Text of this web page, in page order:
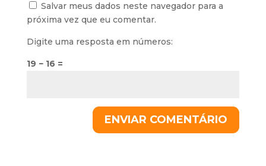
Salvar meus dados neste navegador para a
próxima vez que eu comentar.
Digite uma resposta em números:
19 − 16 =